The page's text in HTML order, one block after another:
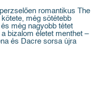
romantikus The
még sötétebb
még nagyobb tétet
bizalom életet menthet –
és Dacre sorsa újra